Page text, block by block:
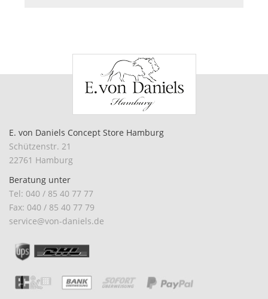
E. von Daniels Concept Store Hamburg
Schützenstr. 21
22761 Hamburg
Beratung unter
Tel: 040 / 85 40 77 77
Fax: 040 / 85 40 77 79
service@von-daniels.de